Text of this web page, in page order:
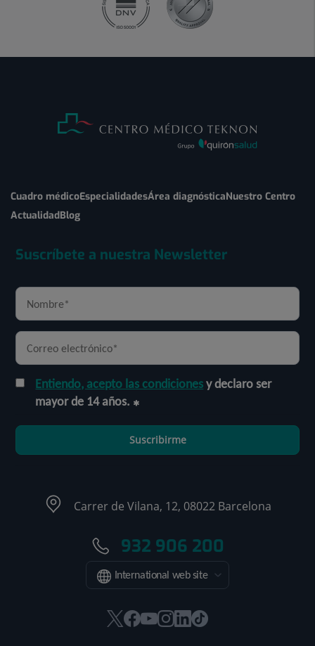
Cuadro médicoEspecialidadesÁrea diagnósticaNuestro Centro
ActualidadBlog
Suscríbete a nuestra Newsletter
Entiendo, acepto las condicionesy declaro ser
mayor de 14 años.
Suscribirme
Carrer de Vilana, 12, 08022 Barcelona
932 906 200
International web site
EsteEsteEsteEsteEsteEnlace